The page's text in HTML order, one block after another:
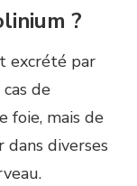
?
excrété par
de
foie, mais de
diverses